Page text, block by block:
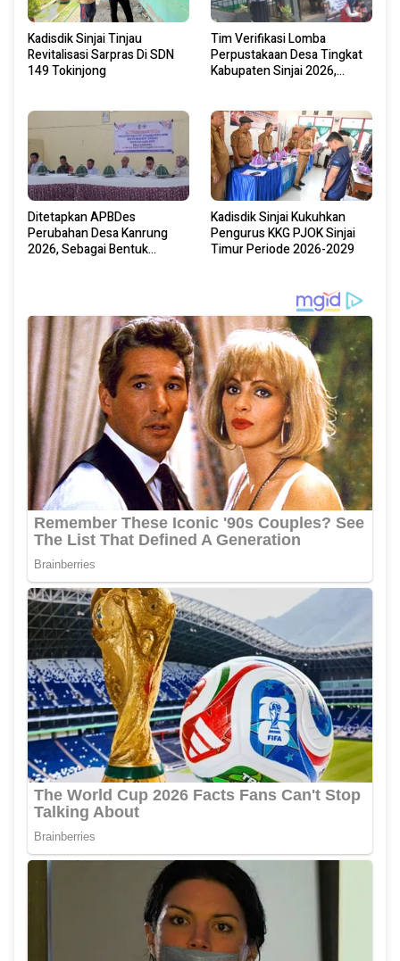
Kadisdik Sinjai Tinjau
Revitalisasi Sarpras Di SDN
149 Tokinjong
Tim Verifikasi Lomba
Perpustakaan Desa Tingkat
Kabupaten Sinjai 2026,
Literasi” Saotengnga
Ditetapkan APBDes
Perubahan Desa Kanrung
2026, Sebagai Bentuk
Kadisdik Sinjai Kukuhkan
Pengurus KKG PJOK Sinjai
Timur Periode 2026-2029